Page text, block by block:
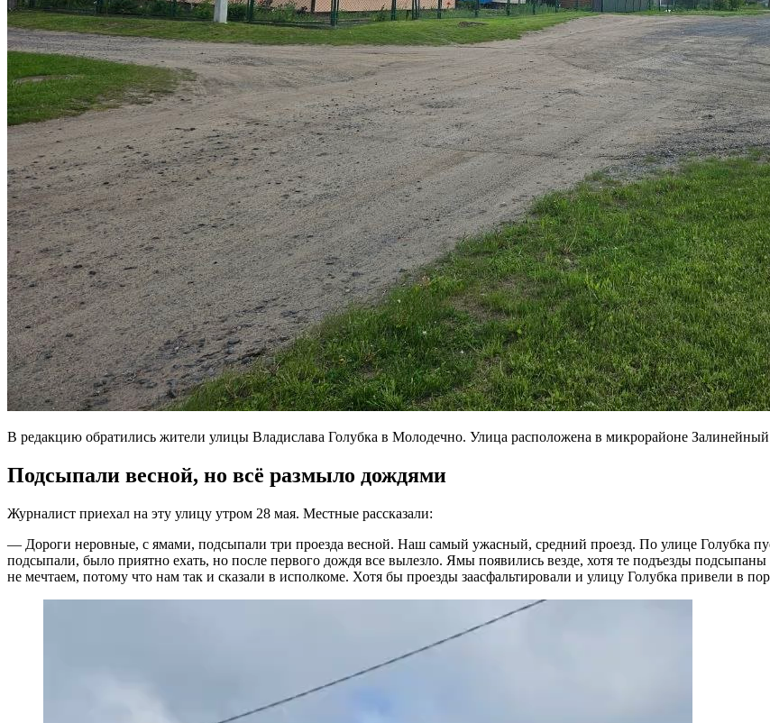
В редакцию обратились жители улицы Владислава Голубка в Молодечно. Улица расположена в микрорайоне
Подсыпали весной, но всё размыло дождями
Журналист приехал на эту улицу утром 28 мая. Местные рассказали:
— Дороги неровные, с ямами, подсыпали три проезда весной. Наш самый ужасный, средний проезд. По улице Голубка
подсыпали, было приятно ехать, но после первого дождя все вылезло. Ямы появились везде, хотя те подъезды
не мечтаем, потому что нам так и сказали в исполкоме. Хотя бы проезды заасфальтировали и улицу Голубка привели в